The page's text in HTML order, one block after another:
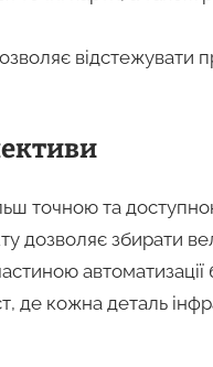
відстежувати
точною та
дозволяє збирати
де кожна деталь